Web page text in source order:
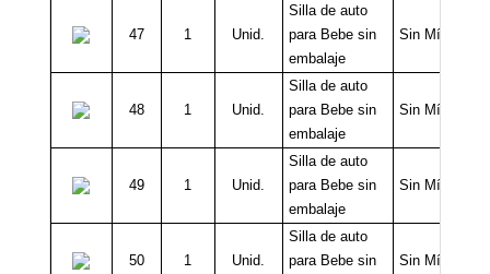
47 1 Unid.
Silla de auto
para Bebe sin
embalaje
Sin Mínimo
48 1 Unid.
Silla de auto
para Bebe sin
embalaje
Sin Mínimo
49 1 Unid.
Silla de auto
para Bebe sin
embalaje
Sin Mínimo
50 1 Unid.
Silla de auto
para Bebe sin
Sin Mínimo